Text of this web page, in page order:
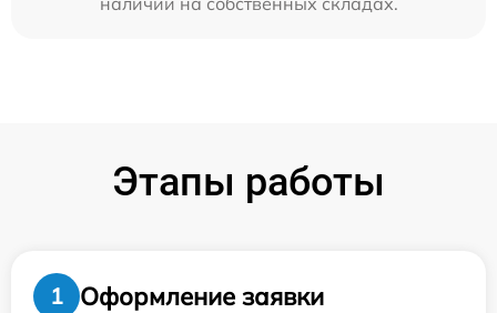
Этапы работы
1
Оформление заявки